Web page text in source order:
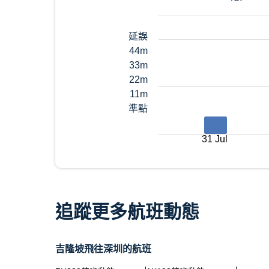
延誤
44m
33m
22m
11m
準點
31 Jul
追蹤更多航班動態
吉隆坡飛往深圳的航班